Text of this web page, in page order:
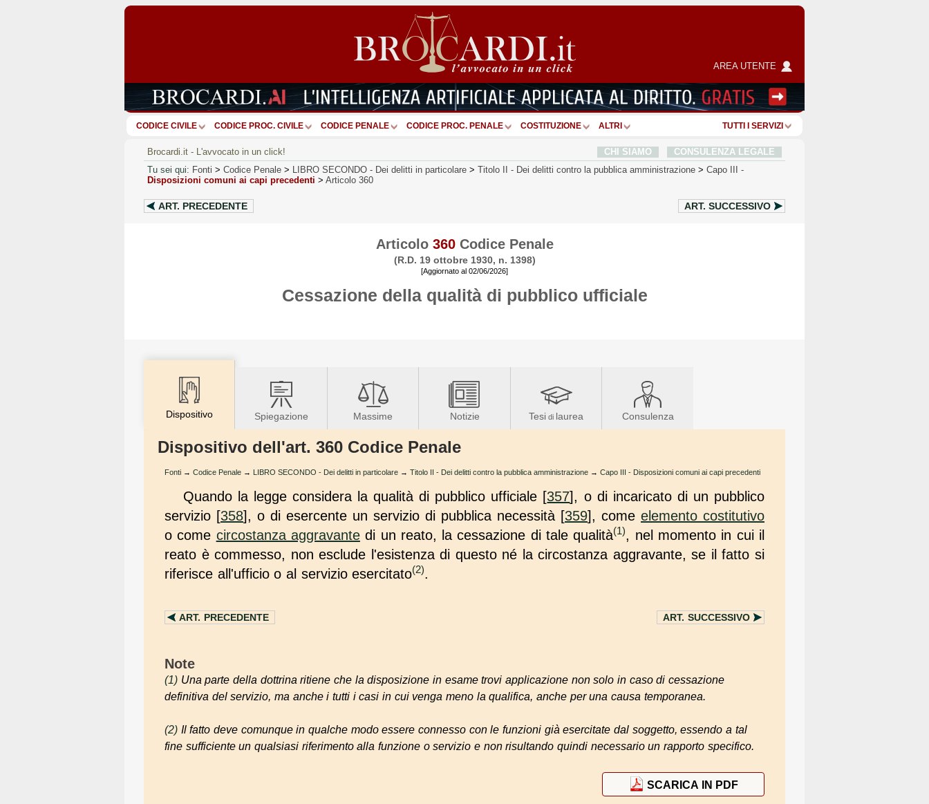
AREA UTENTE
CODICE CIVILE CODICE PROC. CIVILE CODICE PENALE CODICE PROC. PENALE COSTITUZIONE ALTRI TUTTI I SERVIZI
Brocardi.it - L'avvocato in un click! CHI SIAMO
CONSULENZA LEGALE
Tu sei qui: Fonti > Codice Penale > LIBRO SECONDO - Dei delitti in particolare > Titolo II - Dei delitti contro la pubblica amministrazione > Capo III -
Disposizioni comuni ai capi precedenti > Articolo 360
ART. PRECEDENTE ART. SUCCESSIVO
Articolo 360Codice Penale
(R.D. 19 ottobre 1930, n. 1398)
[Aggiornato al 02/06/2026]
Cessazione della qualità di pubblico ufficiale
Dispositivo Spiegazione Massime Notizie Tesi di laurea Consulenza
Dispositivo dell'art. 360 Codice Penale
Fonti → Codice Penale → LIBRO SECONDO - Dei delitti in particolare → Titolo II - Dei delitti contro la pubblica amministrazione → Capo III - Disposizioni comuni ai capi precedenti
Quando la legge considera la qualità di pubblico ufficiale [357], o di incaricato di un pubblico
servizio [358], o di esercente un servizio di pubblica necessità [359], come elemento costitutivo
o come circostanza aggravantedi un reato, la cessazione di tale qualità(1), nel momento in cui il
reato è commesso, non esclude l'esistenza di questo né la circostanza aggravante, se il fatto si
riferisce all'ufficio o al servizio esercitato(2).
ART. PRECEDENTE ART. SUCCESSIVO
Note
(1) Una parte della dottrina ritiene che la disposizione in esame trovi applicazione non solo in caso di cessazione
definitiva del servizio, ma anche i tutti i casi in cui venga meno la qualifica, anche per una causa temporanea.
(2) Il fatto deve comunque in qualche modo essere connesso con le funzioni già esercitate dal soggetto, essendo a tal
fine sufficiente un qualsiasi riferimento alla funzione o servizio e non risultando quindi necessario un rapporto specifico.
SCARICA IN PDF